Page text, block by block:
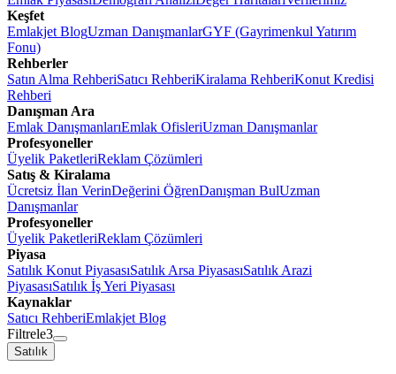
Keşfet
Emlakjet BlogUzman DanışmanlarGYF (Gayrimenkul Yatırım
Fonu)
Rehberler
Satın Alma RehberiSatıcı RehberiKiralama RehberiKonut Kredisi
Rehberi
Danışman Ara
Emlak DanışmanlarıEmlak OfisleriUzman Danışmanlar
Profesyoneller
Üyelik PaketleriReklam Çözümleri
Satış & Kiralama
Ücretsiz İlan VerinDeğerini ÖğrenDanışman BulUzman
Danışmanlar
Profesyoneller
Üyelik PaketleriReklam Çözümleri
Piyasa
Satılık Konut PiyasasıSatılık Arsa PiyasasıSatılık Arazi
PiyasasıSatılık İş Yeri Piyasası
Kaynaklar
Satıcı RehberiEmlakjet Blog
Filtrele3
Satılık